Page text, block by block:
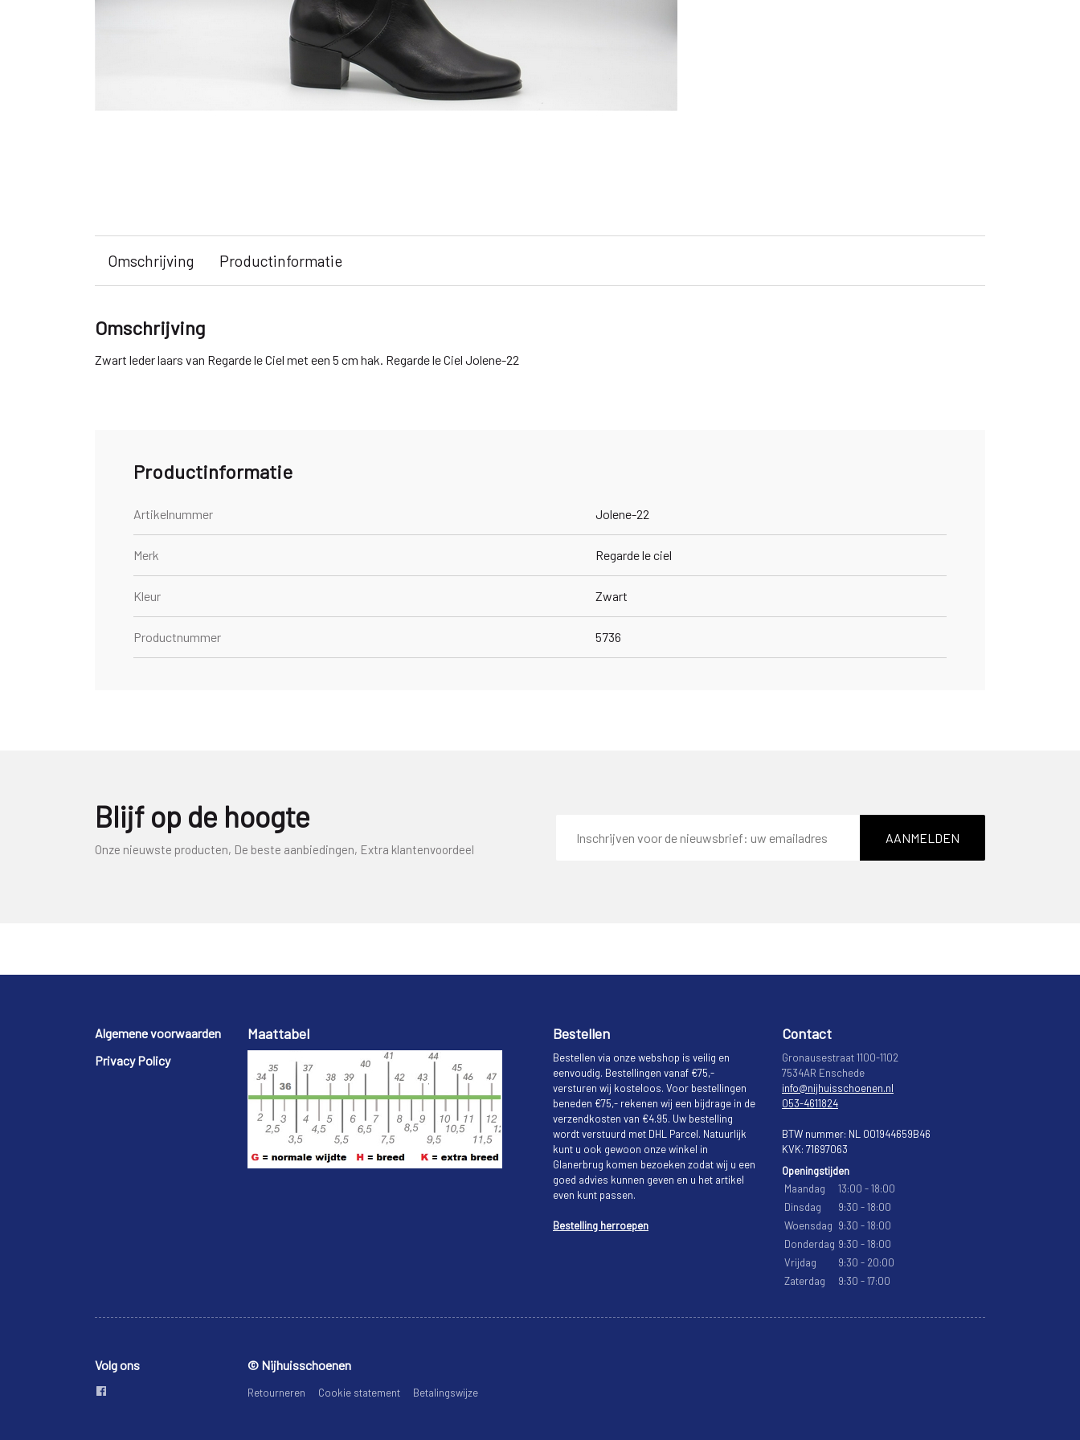
Omschrijving Productinformatie
Omschrijving
Zwart leder laars van Regarde le Ciel met een 5 cm hak. Regarde le Ciel Jolene-22
Productinformatie
Artikelnummer Jolene-22
Merk Regarde le ciel
Kleur Zwart
Productnummer 5736
Blijf op de hoogte
Onze nieuwste producten, De beste aanbiedingen, Extra klantenvoordeel
mailadres
AANMELDEN
Footer
Algemene voorwaarden
Privacy Policy
Maattabel Bestellen
Bestellen via onze webshop is veilig en
eenvoudig. Bestellingen vanaf €75,-
versturen wij kosteloos. Voor bestellingen
beneden €75,- rekenen wij een bijdrage in de
verzendkosten van €4.95. Uw bestelling
wordt verstuurd met DHL Parcel. Natuurlijk
kunt u ook gewoon onze winkel in
Glanerbrug komen bezoeken zodat wij u een
goed advies kunnen geven en u het artikel
even kunt passen.
Bestelling herroepen
Contact
Gronausestraat 1100-1102
7534AR Enschede
info@nijhuisschoenen.nl
053-4611824
BTW nummer: NL 001944659B46
KVK: 71697063
Openingstijden
Maandag
13:00 - 18:00
Dinsdag
9:30 - 18:00
Woensdag 9:30 - 18:00
Donderdag 9:30 - 18:00
Vrijdag
9:30 - 20:00
Zaterdag
9:30 - 17:00
Volg ons © Nijhuisschoenen
Retourneren Cookie statement Betalingswijze